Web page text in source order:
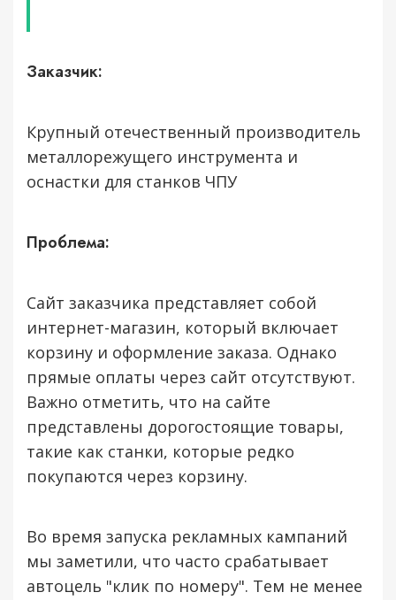
Заказчик:
Крупный отечественный производитель
металлорежущего инструмента и
оснастки для станков ЧПУ
Проблема:
Сайт заказчика представляет собой
интернет-магазин, который включает
корзину и оформление заказа. Однако
прямые оплаты через сайт отсутствуют.
Важно отметить, что на сайте
представлены дорогостоящие товары,
такие как станки, которые редко
покупаются через корзину.
Во время запуска рекламных кампаний
мы заметили, что часто срабатывает
автоцель "клик по номеру". Тем не менее